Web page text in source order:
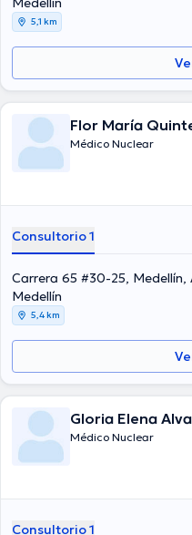
5,1 km
Flor María
Médico Nuclear
Consultorio 1
Carrera 65 #30-25,
Medellín
5,4 km
Gloria Elena
Médico Nuclear
Consultorio 1